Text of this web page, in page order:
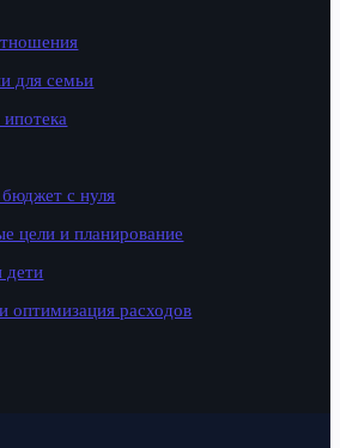
для семьи
с нуля
цели и планирование
дети
оптимизация расходов